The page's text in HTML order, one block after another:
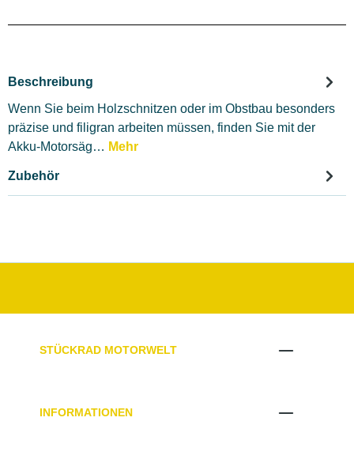
Beschreibung
Wenn Sie beim Holzschnitzen oder im Obstbau besonders
präzise und filigran arbeiten müssen, finden Sie mit der
Akku-Motorsäg… Mehr
Zubehör
STÜCKRAD MOTORWELT
INFORMATIONEN